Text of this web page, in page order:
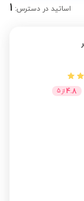
اساتید در دسترس: 1
4.8 از 5